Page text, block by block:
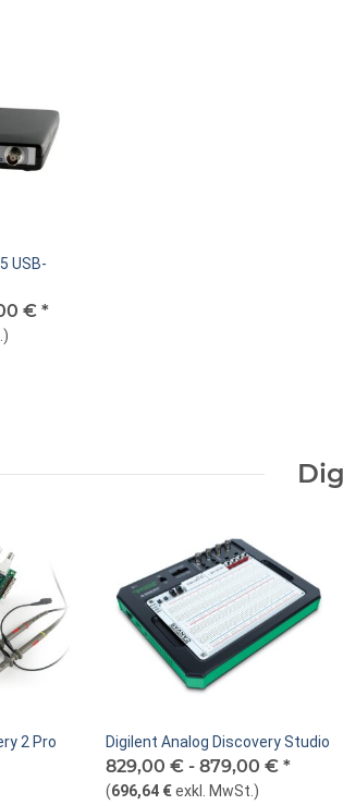
USB-
€ *
)
2 Pro
Digilent Analog Discovery Studio
829,00 € - 879,00 € *
(696,64 € exkl. MwSt. )